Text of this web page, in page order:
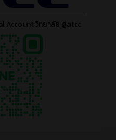
Account วิทยาลัย @atcc